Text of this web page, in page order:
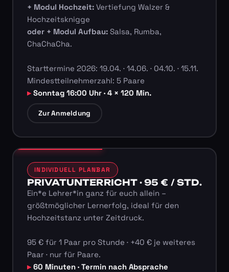
+ Modul Hochzeit:Vertiefung Walzer &
Hochzeitsknigge
oder + Modul Aufbau:Salsa, Rumba,
ChaChaCha.
Starttermine 2026: 19.04. · 14.06. · 04.10. · 15.11.
Mindestteilnehmerzahl: 5 Paare
Sonntag 16:00 Uhr · 4 × 120 Min.
Zur Anmeldung
INDIVIDUELL PLANBAR
PRIVATUNTERRICHT · 95 € / STD.
Ein*e Lehrer*in ganz für euch allein –
größtmöglicher Lernerfolg, ideal für den
Hochzeitstanz unter Zeitdruck.
95 € für 1 Paar pro Stunde · +40 € je weiteres
Paar · nur für Paare.
60 Minuten · Termin nach Absprache